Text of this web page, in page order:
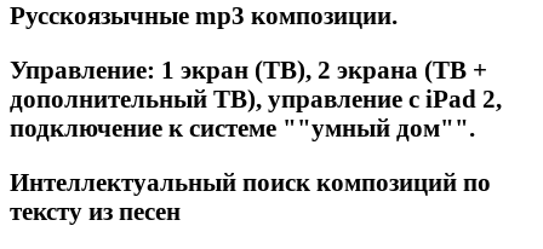
Русскоязычные mp3 композиции.
Управление: 1 экран (ТВ), 2 экрана (ТВ +
дополнительный ТВ), управление с iPad 2,
подключение к системе ""умный дом"".
Интеллектуальный поиск композиций по
тексту из песен